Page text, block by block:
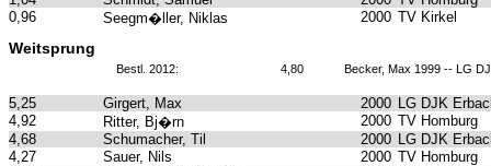
0,96
Seegm�ller, Niklas 2000 TV Kirkel
Weitsprung
Bestl. 2012: 4,80 Becker, Max 1999 -- LG
5,25 Girgert, Max 2000 LG DJK
4,92
Ritter, Bj�rn 2000 TV Homburg
4,68
Schumacher, Til 2000 LG DJK
4,27
Sauer, Nils 2000 TV Homburg